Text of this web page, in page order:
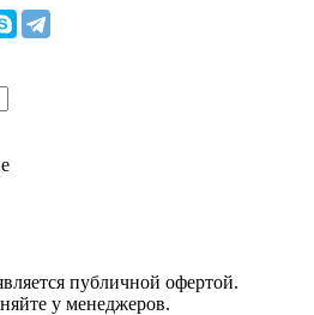
публичной офертой.
у менеджеров.